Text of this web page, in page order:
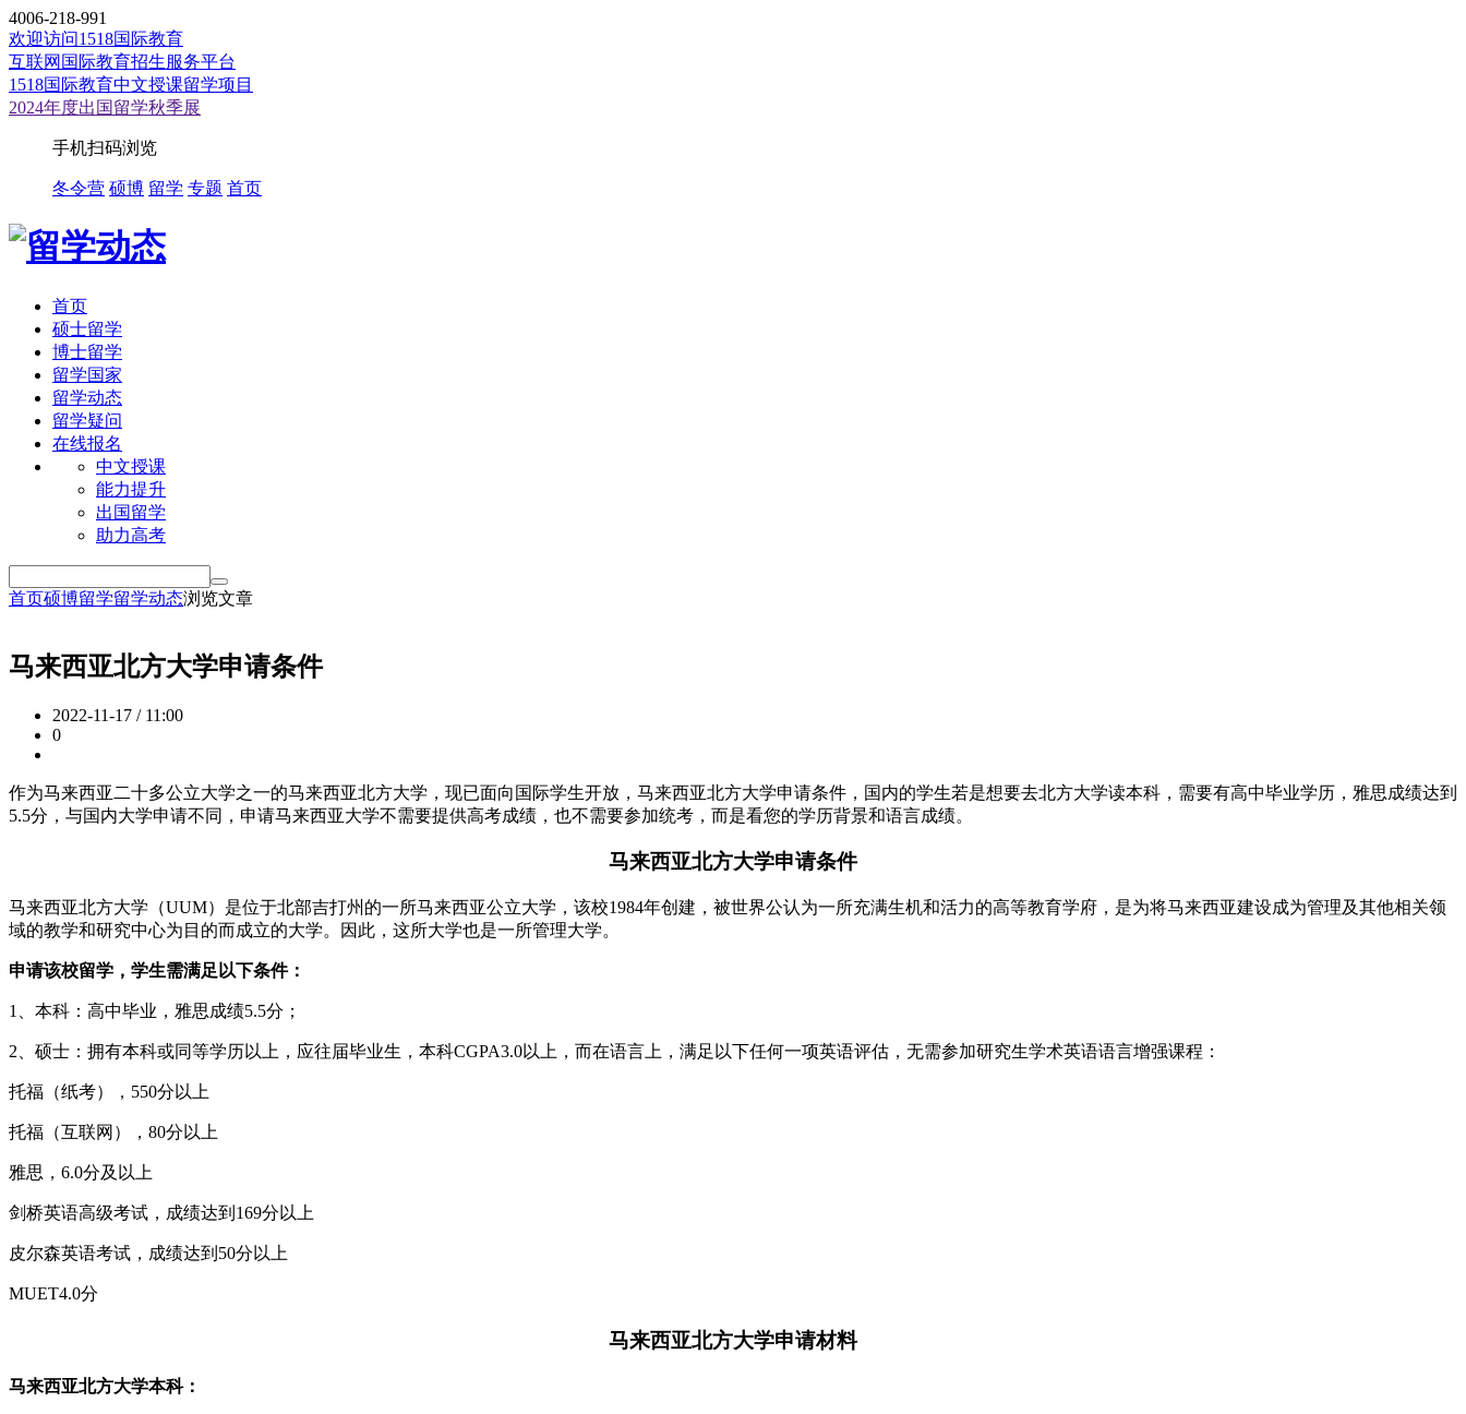
4006-218-991
欢迎访问1518国际教育
互联网国际教育招生服务平台
1518国际教育中文授课留学项目
2024年度出国留学秋季展
手机扫码浏览
冬令营 硕博 留学 专题 首页
首页
硕士留学
博士留学
留学国家
留学动态
留学疑问
在线报名
中文授课
能力提升
出国留学
助力高考
首页硕博留学留学动态浏览文章
马来西亚北方大学申请条件
2022-11-17 / 11:00
0
作为马来西亚二十多公立大学之一的马来西亚北方大学，现已面向国际学生开放，马来西亚北方大学申请条件，国内的学生若是想要去北方大学读本科，需要有高中毕业学历，雅思成绩达到
5.5分，与国内大学申请不同，申请马来西亚大学不需要提供高考成绩，也不需要参加统考，而是看您的学历背景和语言成绩。
马来西亚北方大学申请条件
马来西亚北方大学（UUM）是位于北部吉打州的一所马来西亚公立大学，该校1984年创建，被世界公认为一所充满生机和活力的高等教育学府，是为将马来西亚建设成为管理及其他相关领
域的教学和研究中心为目的而成立的大学。因此，这所大学也是一所管理大学。
申请该校留学，学生需满足以下条件：
1、本科：高中毕业，雅思成绩5.5分；
2、硕士：拥有本科或同等学历以上，应往届毕业生，本科CGPA3.0以上，而在语言上，满足以下任何一项英语评估，无需参加研究生学术英语语言增强课程：
托福（纸考），550分以上
托福（互联网），80分以上
雅思，6.0分及以上
剑桥英语高级考试，成绩达到169分以上
皮尔森英语考试，成绩达到50分以上
MUET4.0分
马来西亚北方大学申请材料
马来西亚北方大学本科：